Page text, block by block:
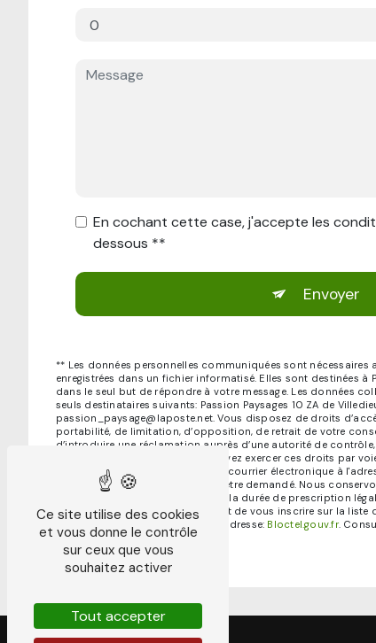
En cochant cette case, j'accepte les
dessous **
Envoyer
** Les données personnelles communiquées sont
enregistrées dans un fichier informatisé. Elles sont destinées à
dans le seul but de répondre à votre message. Les données
seuls destinataires suivants: Passion Paysages 10 ZA de
passion_paysage@laposte.net. Vous disposez de droits
portabilité, de limitation, d’opposition, de retrait de votre
d’introduire une réclamation auprès d’une autorité de
données post-mortem. Vous pouvez exercer ces droits par
Villedieu, 42140 Chevrières ou par courrier électronique à
justificatif d'identité pourra vous être demandé. Nous
de prise de contact puis pendant la durée de prescription
des contentieux. Vous avez le droit de vous inscrire sur la
téléphonique, disponible à cette adresse:
Bloctel.gouv.fr.
d’informations sur vos droits.
Ce site utilise des cookies
et vous donne le contrôle
sur ceux que vous
souhaitez activer
Tout accepter